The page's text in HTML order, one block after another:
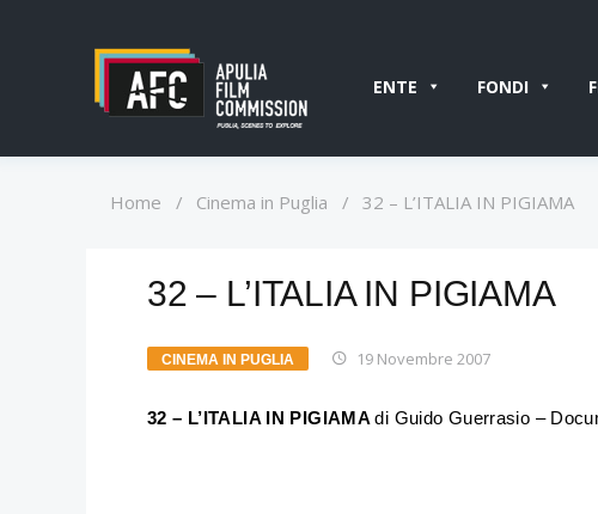
ENTE FONDI
Home / Cinema in Puglia / 32 – L’ITALIA IN PIGIAMA
32 – L’ITALIA IN PIGIAMA
CINEMA IN PUGLIA 19 Novembre 2007
32 – L’ITALIA IN PIGIAMAdi Guido Guerrasio –